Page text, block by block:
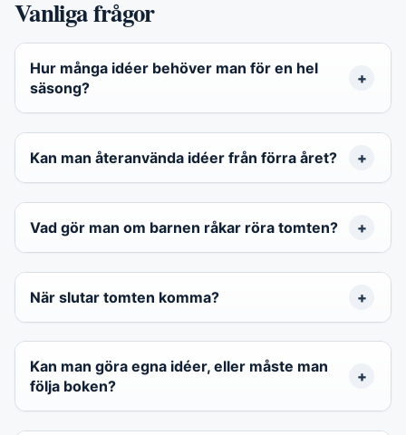
Vanliga frågor
Hur många idéer behöver man för en hel
säsong?
Kan man återanvända idéer från förra året?
Vad gör man om barnen råkar röra tomten?
När slutar tomten komma?
Kan man göra egna idéer, eller måste man
följa boken?